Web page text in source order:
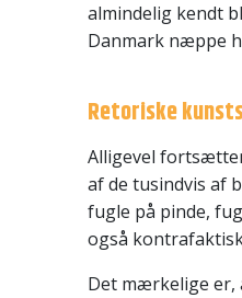
almindelig kendt
Danmark næppe
Retoriske
Alligevel
af de tusindvis af
fugle på pinde,
også
Det mærkelige er,